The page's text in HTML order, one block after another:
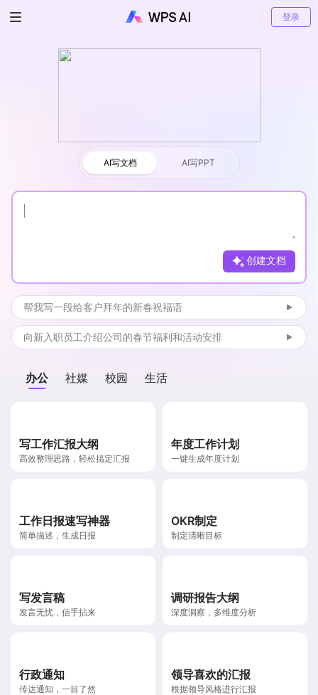
登录
AI写文档 AI写PPT
AI写文档
创建文档
帮我写一段给客户拜年的新春祝福语
向新入职员工介绍公司的春节福利和活动安排
办公 社媒 校园 生活
写工作汇报大纲
高效整理思路，轻松搞定汇报
年度工作计划
一键生成年度计划
工作日报速写神器
简单描述，生成日报
OKR制定
制定清晰目标
写发言稿
发言无忧，信手拈来
调研报告大纲
深度洞察，多维度分析
行政通知
传达通知，一目了然
领导喜欢的汇报
根据领导风格进行汇报